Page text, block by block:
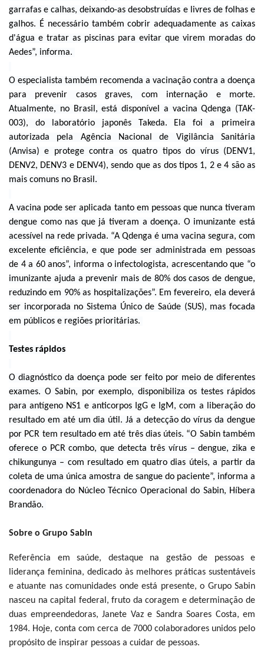
garrafas e calhas, deixando-as desobstruídas e livres de folhas e
galhos. É necessário também cobrir adequadamente as caixas
d'água e tratar as piscinas para evitar que virem moradas do
Aedes”, informa.
O especialista também recomenda a vacinação contra a doença
para prevenir casos graves, com internação e morte.
Atualmente, no Brasil, está disponível a vacina Qdenga (TAK-
003), do laboratório japonês Takeda. Ela foi a primeira
autorizada pela Agência Nacional de Vigilância Sanitária
(Anvisa) e protege contra os quatro tipos do vírus (DENV1,
DENV2, DENV3 e DENV4), sendo que as dos tipos 1, 2 e 4 são as
mais comuns no Brasil.
A vacina pode ser aplicada tanto em pessoas que nunca tiveram
dengue como nas que já tiveram a doença. O imunizante está
acessível na rede privada. “A Qdenga é uma vacina segura, com
excelente eficiência, e que pode ser administrada em pessoas
de 4 a 60 anos”, informa o infectologista, acrescentando que “o
imunizante ajuda a prevenir mais de 80% dos casos de dengue,
reduzindo em 90% as hospitalizações”. Em fevereiro, ela deverá
ser incorporada no Sistema Único de Saúde (SUS), mas focada
em públicos e regiões prioritárias.
Testes rápidos
O diagnóstico da doença pode ser feito por meio de diferentes
exames. O Sabin, por exemplo, disponibiliza os testes rápidos
para antígeno NS1 e anticorpos IgG e IgM, com a liberação do
resultado em até um dia útil. Já a detecção do vírus da dengue
por PCR tem resultado em até três dias úteis. “O Sabin também
oferece o PCR combo, que detecta três vírus – dengue, zika e
chikungunya – com resultado em quatro dias úteis, a partir da
coleta de uma única amostra de sangue do paciente”, informa a
coordenadora do Núcleo Técnico Operacional do Sabin, Híbera
Brandão.
Sobre o Grupo Sabin
Referência em saúde, destaque na gestão de pessoas e
liderança feminina, dedicado às melhores práticas sustentáveis
e atuante nas comunidades onde está presente, o Grupo Sabin
nasceu na capital federal, fruto da coragem e determinação de
duas empreendedoras, Janete Vaz e Sandra Soares Costa, em
1984. Hoje, conta com cerca de 7000 colaboradores unidos pelo
propósito de inspirar pessoas a cuidar de pessoas.